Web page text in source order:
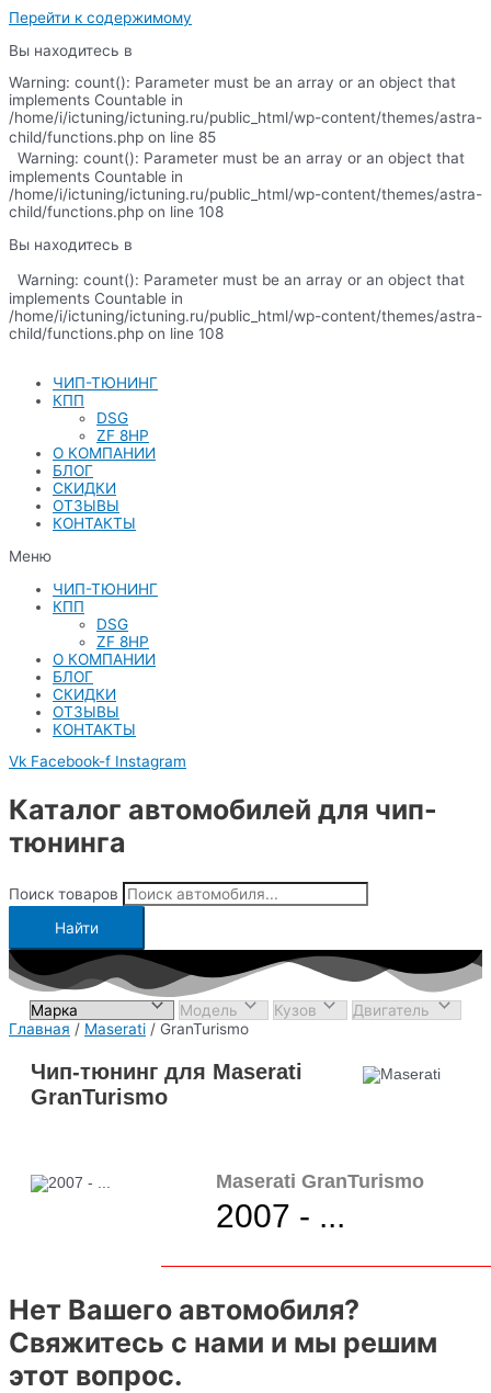
Перейти к содержимому
Вы находитесь в
Warning: count(): Parameter must be an array or an object that
implements Countable in
/home/i/ictuning/ictuning.ru/public_html/wp-content/themes/astra-
child/functions.php on line 85
Warning: count(): Parameter must be an array or an object that
implements Countable in
/home/i/ictuning/ictuning.ru/public_html/wp-content/themes/astra-
child/functions.php on line 108
Вы находитесь в
Warning: count(): Parameter must be an array or an object that
implements Countable in
/home/i/ictuning/ictuning.ru/public_html/wp-content/themes/astra-
child/functions.php on line 108
ЧИП-ТЮНИНГ
КПП
DSG
ZF 8HP
О КОМПАНИИ
БЛОГ
СКИДКИ
ОТЗЫВЫ
КОНТАКТЫ
Меню
ЧИП-ТЮНИНГ
КПП
DSG
ZF 8HP
О КОМПАНИИ
БЛОГ
СКИДКИ
ОТЗЫВЫ
КОНТАКТЫ
Vk Facebook-f Instagram
Каталог автомобилей для чип-
тюнинга
Поиск товаров
Найти
Главная / Maserati / GranTurismo
Чип-тюнинг для Maserati
GranTurismo
Maserati GranTurismo
2007 - ...
Нет Вашего автомобиля?
Свяжитесь с нами и мы решим
этот вопрос.